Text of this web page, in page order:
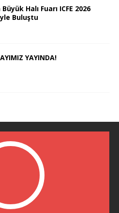
Halı Fuarı ICFE 2026
Buluştu
YAYINDA!